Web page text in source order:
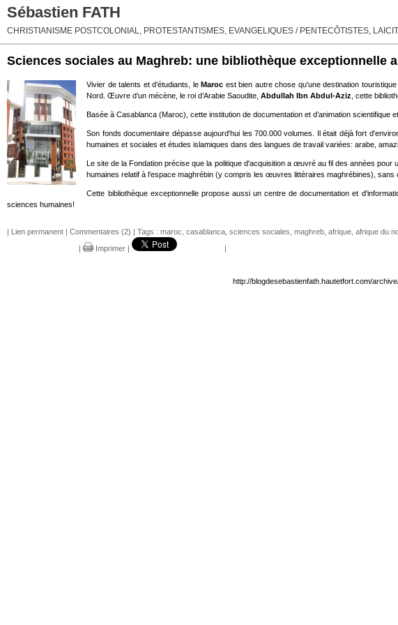
Sébastien FATH
CHRISTIANISME POSTCOLONIAL, PROTESTANTISMES, EVANGELIQUES / PENTECÔTISTES,
Sciences sociales au Maghreb: une bibliothèque exceptionnelle
Vivier de talents et d'étudiants, leMaroc est bien autre chose qu'une destination
Nord. Œuvre d’un mécène, le roi d’Arabie Saoudite,Abdullah Ibn Abdul-Aziz , cette
Basée à Casablanca (Maroc), cette institution de documentation et d’animation
Son fonds documentaire dépasse aujourd'hui les 700.000 volumes. Il était déjà fort
humaines et sociales et études islamiques dans des langues de travail variées: arabe,
Le site de la Fondation précise que la politique d'acquisition a œuvré au fil des années
humaines relatif à l'espace maghrébin (y compris les œuvres littéraires maghrébines),
Cette bibliothèque exceptionnelle propose aussi un centre de documentation et
sciences humaines!
| Lien permanent | Commentaires (2) | Tags : maroc casablanca sciences sociales maghreb afrique afrique du
|
Imprimer | |
http://blogdesebastienfath.hautetfort.com/